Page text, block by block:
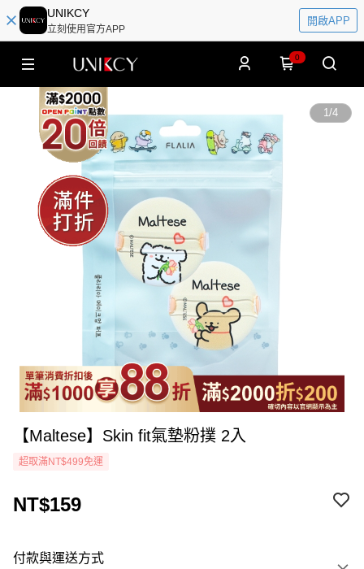
UNIKCY
立刻使用官方APP
開啟APP
0
1/4
【Maltese】Skin fit氣墊粉撲 2入
超取滿NT$499免運
NT$159
付款與運送方式